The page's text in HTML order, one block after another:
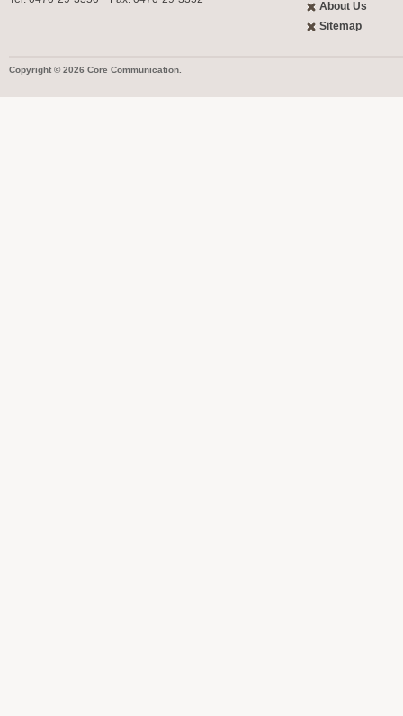
About Us
Sitemap
Copyright © 2026 Core Communication.